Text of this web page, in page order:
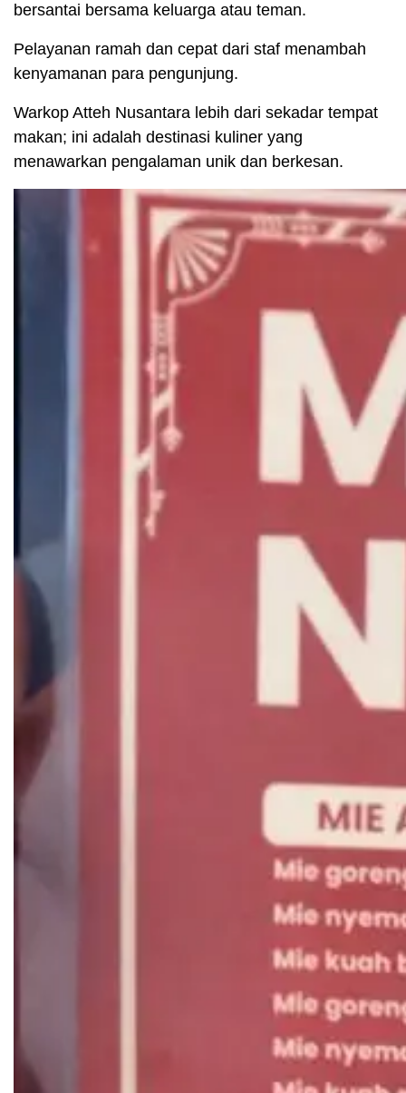
bersantai bersama keluarga atau teman.
Pelayanan ramah dan cepat dari staf menambah
kenyamanan para pengunjung.
Warkop Atteh Nusantara lebih dari sekadar tempat
makan; ini adalah destinasi kuliner yang
menawarkan pengalaman unik dan berkesan.